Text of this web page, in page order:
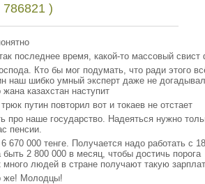
)
последнее время, какой-то массовый свист
Кто бы мог подумать, что ради этого
наш шибко умный эксперт даже не
казахстан наступит
путин повторил вот и токаев не отстает
про наше государство. Надеяться нужно
пенсии.
670 000 тенге. Получается надо работать с
2 800 000 в месяц, чтобы достичь порога
много людей в стране получают такую
же! Молодцы!